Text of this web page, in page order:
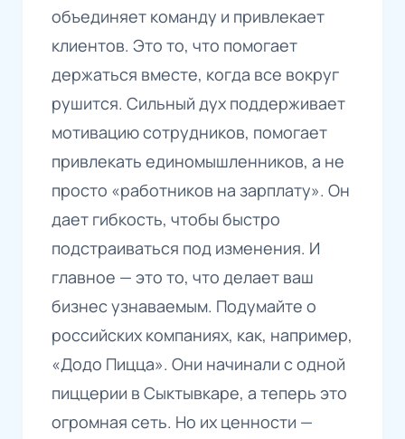
объединяет команду и привлекает
клиентов. Это то, что помогает
держаться вместе, когда все вокруг
рушится. Сильный дух поддерживает
мотивацию сотрудников, помогает
привлекать единомышленников, а не
просто «работников на зарплату». Он
дает гибкость, чтобы быстро
подстраиваться под изменения. И
главное — это то, что делает ваш
бизнес узнаваемым. Подумайте о
российских компаниях, как, например,
«Додо Пицца». Они начинали с одной
пиццерии в Сыктывкаре, а теперь это
огромная сеть. Но их ценности —